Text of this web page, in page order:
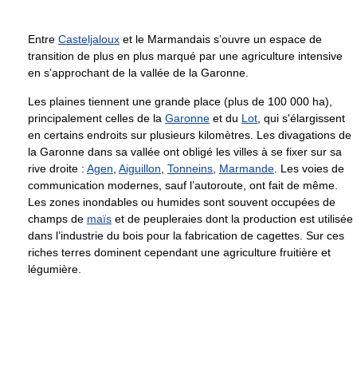
Entre Casteljaloux et le Marmandais s’ouvre un espace de
transition de plus en plus marqué par une agriculture intensive
en s’approchant de la vallée de la Garonne.
Les plaines tiennent une grande place (plus de 100 000 ha),
principalement celles de la Garonne et du Lot, qui s'élargissent
en certains endroits sur plusieurs kilomètres. Les divagations de
la Garonne dans sa vallée ont obligé les villes à se fixer sur sa
rive droite : Agen, Aiguillon, Tonneins, Marmande. Les voies de
communication modernes, sauf l’autoroute, ont fait de même.
Les zones inondables ou humides sont souvent occupées de
champs de maïs et de peupleraies dont la production est utilisée
dans l’industrie du bois pour la fabrication de cagettes. Sur ces
riches terres dominent cependant une agriculture fruitière et
légumière.